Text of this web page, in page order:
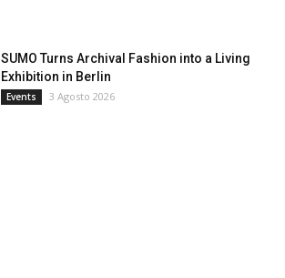
SUMO Turns Archival Fashion into a Living
Exhibition in Berlin
Events 3 Agosto 2026